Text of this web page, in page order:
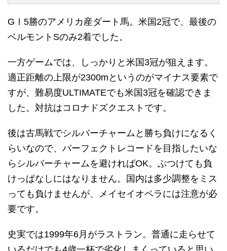
GⅠ5勝のアメリカ産ダート馬。米国2冠で、最後の
ベルモントSのみ2着でした。
一方ゲームでは、しっかりと米国3冠が狙えます。
適正距離の上限が2300mというのがマイナス要素で
すが、難易度ULTIMATEでも米国3冠を確認できま
した。対抗はコロナドズクエストです。
後は古馬戦でシルバーチャームと勝ち負けになるく
らいなので、パーフェクトレコードを目指したいな
らシルバーチャームを避ければOK。ぶつけても負
けっぱなしにはなりません。国内は多少調整をミス
っても負けませんが、メイセイオペラには注意が必
要です。
史実では1999年6月がラストラン。普通に走らせて